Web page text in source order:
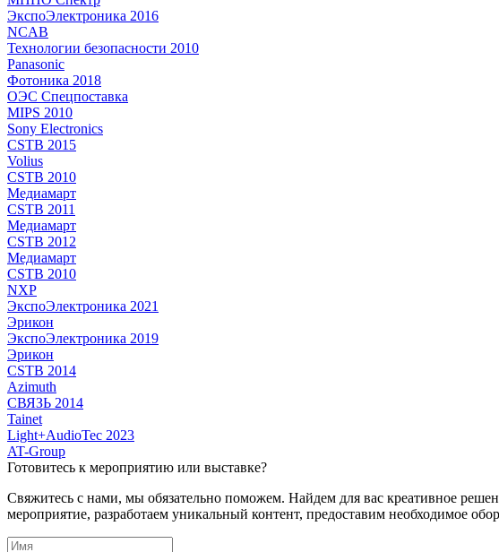
ЭкспоЭлектроника 2016
NCAB
Технологии безопасности 2010
Panasonic
Фотоника 2018
ОЭС Спецпоставка
MIPS 2010
Sony Electronics
CSTB 2015
Volius
CSTB 2010
Медиамарт
CSTB 2011
Медиамарт
CSTB 2012
Медиамарт
CSTB 2010
NXP
ЭкспоЭлектроника 2021
Эрикон
ЭкспоЭлектроника 2019
Эрикон
CSTB 2014
Azimuth
СВЯЗЬ 2014
Tainet
Light+AudioTec 2023
AT-Group
Готовитесь к мероприятию или выставке?
Свяжитесь с нами, мы обязательно поможем. Найдем для вас креативное
мероприятие, разработаем уникальный контент, предоставим необходимое